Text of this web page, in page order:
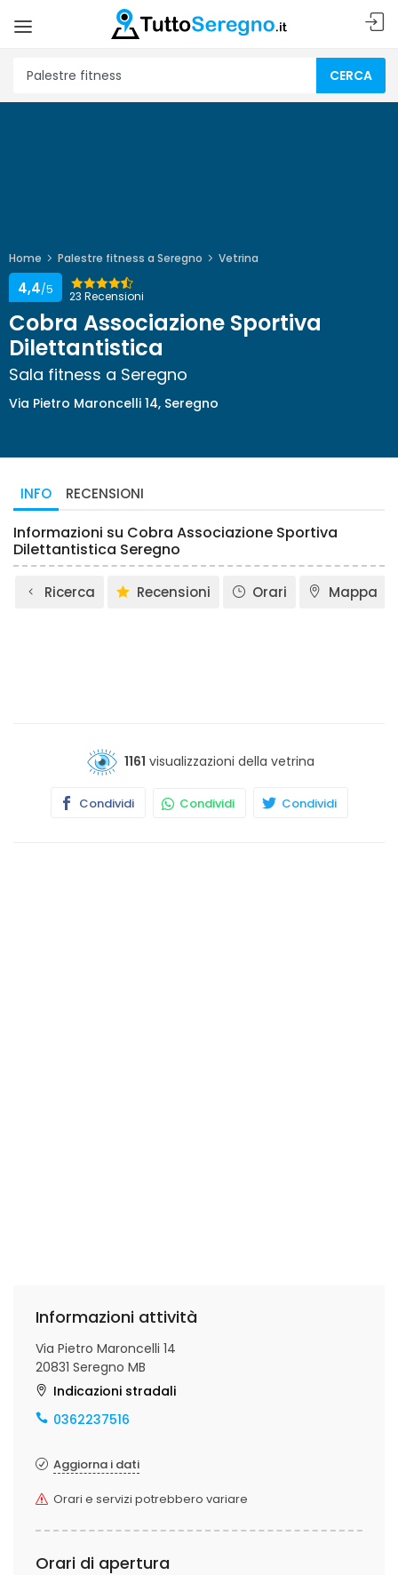
CERCA
Home Palestre fitness a Seregno Vetrina
23 Recensioni
4,4/5
Cobra Associazione Sportiva
Dilettantistica
Sala fitness a Seregno
Via Pietro Maroncelli 14, Seregno
INFO RECENSIONI
Informazioni su Cobra Associazione Sportiva
Dilettantistica Seregno
Ricerca Recensioni Orari Mappa
1161 visualizzazioni della vetrina
Condividi Condividi Condividi
Informazioni attività
Via Pietro Maroncelli 14
20831 Seregno MB
Indicazioni stradali
0362237516
Aggiorna i dati
Orari e servizi potrebbero variare
Orari di apertura